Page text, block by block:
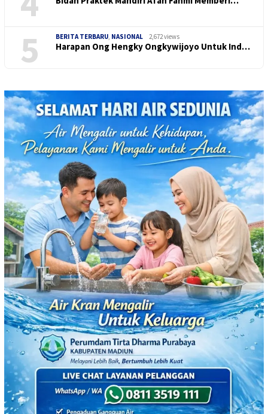
5 BERITA TERBARU, NASIONAL 2,672 views
Harapan Ong Hengky Ongkywijoyo Untuk Ind…